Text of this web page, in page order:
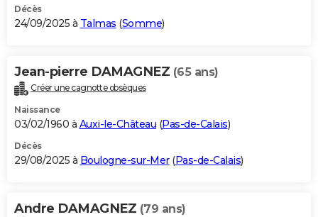
S'inscrire
Se connecter
Lycées
Collèges
Primaires
Universités
Entreprises
Service militaire
Avis de recherche
AVIS DE DÉCÈS
Bricolage
Lifestyle
Culture
Sport
Auto
Television
Voyage
Cinema
Décès
24/09/2025 à Talmas (Somme)
Jean-pierre DAMAGNEZ (65 ans)
Créer une cagnotte obsèques
Naissance
03/02/1960 à Auxi-le-Château (Pas-de-Calais)
Décès
29/08/2025 à Boulogne-sur-Mer(Pas-de-Calais)
Andre DAMAGNEZ (79 ans)